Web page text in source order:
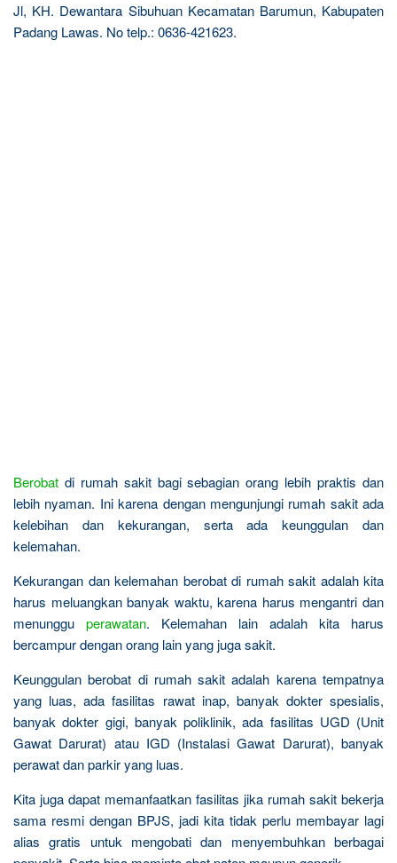
Jl, KH. Dewantara Sibuhuan Kecamatan Barumun, Kabupaten
Padang Lawas. No telp.: 0636-421623.
Berobat di rumah sakit bagi sebagian orang lebih praktis dan
lebih nyaman. Ini karena dengan mengunjungi rumah sakit ada
kelebihan dan kekurangan, serta ada keunggulan dan
kelemahan.
Kekurangan dan kelemahan berobat di rumah sakit adalah kita
harus meluangkan banyak waktu, karena harus mengantri dan
menunggu perawatan. Kelemahan lain adalah kita harus
bercampur dengan orang lain yang juga sakit.
Keunggulan berobat di rumah sakit adalah karena tempatnya
yang luas, ada fasilitas rawat inap, banyak dokter spesialis,
banyak dokter gigi, banyak poliklinik, ada fasilitas UGD (Unit
Gawat Darurat) atau IGD (Instalasi Gawat Darurat), banyak
perawat dan parkir yang luas.
Kita juga dapat memanfaatkan fasilitas jika rumah sakit bekerja
sama resmi dengan BPJS, jadi kita tidak perlu membayar lagi
alias gratis untuk mengobati dan menyembuhkan berbagai